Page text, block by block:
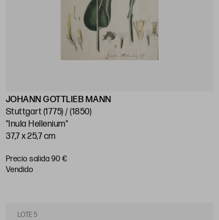
JOHANN GOTTLIEB MANN
Stuttgart (1775) / (1850)
"Inula Hellenium"
37,7 x 25,7 cm
Precio salida 90 €
vendido
LOTE 5